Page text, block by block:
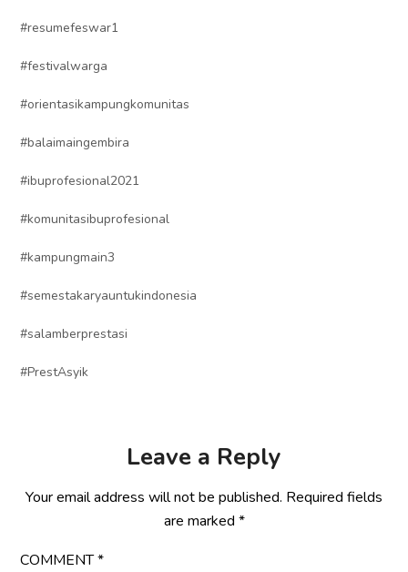
#resumefeswar1
#festivalwarga
#orientasikampungkomunitas
#balaimaingembira
#ibuprofesional2021
#komunitasibuprofesional
#kampungmain3
#semestakaryauntukindonesia
#salamberprestasi
#PrestAsyik
Leave a Reply
Your email address will not be published. Required fields
are marked *
COMMENT*